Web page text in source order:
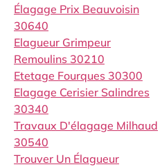
Élagage Prix Beauvoisin
30640
Elagueur Grimpeur
Remoulins 30210
Etetage Fourques 30300
Elagage Cerisier Salindres
30340
Travaux D'élagage Milhaud
30540
Trouver Un Élagueur